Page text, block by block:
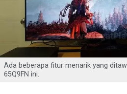
Ada beberapa fitur menarik yang
65Q9FN ini.